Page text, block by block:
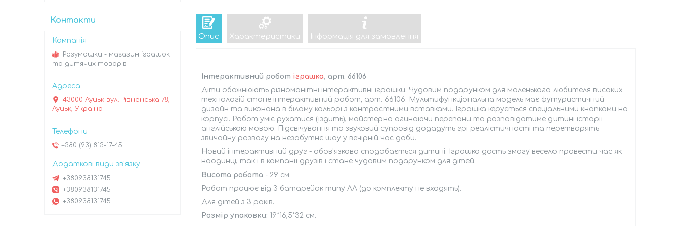
Опис Характеристики Інформація для замовлення
Інтерактивний робот іграшка, арт. 66106
Діти обожнюють різноманітні інтерактивні іграшки. Чудовим подарунком для маленького любителя високих
технологій стане інтерактивний робот, арт. 66106. Мультифункціональна модель має футуристичний
дизайн та виконана в білому кольорі з контрастними вставками. Іграшка керується спеціальними кнопками на
корпусі. Робот уміє рухатися (їздить), майстерно огинаючи перепони та розповідатиме дитині історії
англійською мовою. Підсвічування та звуковий супровід додадуть грі реалістичності та перетворять
звичайну розвагу на незабутнє шоу у вечірній час доби.
Новий інтерактивний друг - обов'язково сподобається дитині. Іграшка дасть змогу весело провести час як
наодинці, так і в компанії друзів і стане чудовим подарунком для дітей.
Висота робота - 29 см.
Робот працює від 3 батарейок типу АА (до комплекту не входять).
Для дітей з 3 років.
Розмір упаковки: 19*16,5*32 см.
Контакти
Розумашки - магазин іграшок
та дитячих товарів
43000 Луцьк вул. Рівненська 78,
Луцьк, Україна
+380 (93) 813-17-45
+380938131745
+380938131745
+380938131745